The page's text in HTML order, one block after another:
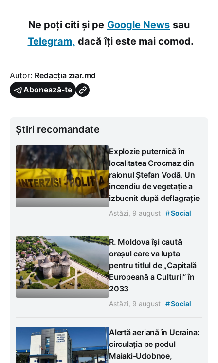
Ne poți citi și pe Google News sau
Telegram, dacă îți este mai comod.
Autor: Redacția ziar.md
Abonează-te
Știri recomandate
Explozie puternică în
localitatea Crocmaz din
raionul Ștefan Vodă. Un
incendiu de vegetație a
izbucnit după deflagrație
Astăzi, 9 august #Social
R. Moldova își caută
orașul care va lupta
pentru titlul de „Capitală
Europeană a Culturii” în
2033
Astăzi, 9 august #Social
Alertă aeriană în Ucraina:
circulația pe podul
Maiaki-Udobnoe,